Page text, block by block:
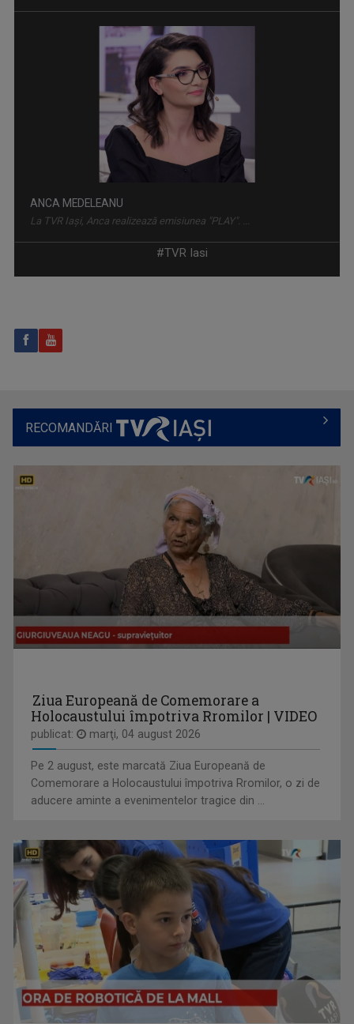
IDENTITATE BASARABIA
Interviu-portret cu personalități care au ...
CULT ART
FAMILION
Magazin de familie și divertisment
CÂNTEC ȘI POVESTE
ANCA MEDELEANU
La TVR Iaşi, Anca realizează emisiunea "PLAY". ...
GABRIELA BAIARDI
IOANA DOLEANU
Face parte din echipa TVR Iași din 2022, după ...
#TVR Iasi
RECOMANDĂRI
Ziua Europeană de Comemorare a
Holocaustului împotriva Rromilor | VIDEO
publicat: marţi, 04 august 2026
Pe 2 august, este marcată Ziua Europeană de
Comemorare a Holocaustului împotriva Rromilor, o zi de
aducere aminte a evenimentelor tragice din ...